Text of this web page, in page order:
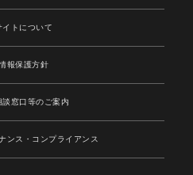
イトについて
報保護方針
談窓口等のご案内
ンス ・コンプライアンス